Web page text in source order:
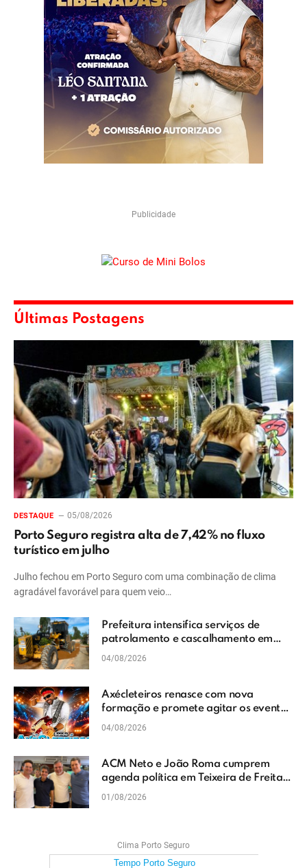
Publicidade
Últimas Postagens
DESTAQUE 05/08/2026
Porto Seguro registra alta de 7,42% no fluxo
turístico em julho
Julho fechou em Porto Seguro com uma combinação de clima
agradável favorável para quem veio…
Prefeitura intensifica serviços de
patrolamento e cascalhamento em
Vera Cruz
04/08/2026
Axécleteiros renasce com nova
formação e promete agitar os eventos
do Extremo Sul da Bahia
04/08/2026
ACM Neto e João Roma cumprem
agenda política em Teixeira de Freitas
e reforçam projeto para o Extremo Sul
01/08/2026
Clima Porto Seguro